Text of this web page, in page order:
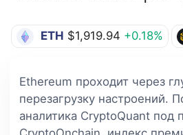
ETH $1,919.94 +0.18%
Ethereum проходит через
перезагрузку настроений.
аналитика CryptoQuant под